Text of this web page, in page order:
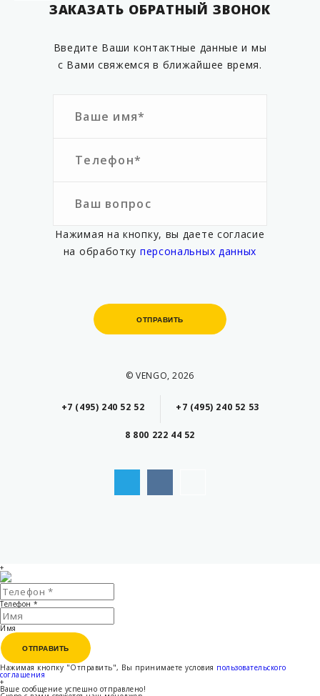
ЗАКАЗАТЬ ОБРАТНЫЙ ЗВОНОК
Введите Ваши контактные данные и мы
с Вами свяжемся в ближайшее время.
Нажимая на кнопку, вы даете согласие
на обработку персональных данных
ОТПРАВИТЬ
ОТПРАВИТЬ
© VENGO, 2026
+7 (495) 240 52 52 +7 (495) 240 52 53
8 800 222 44 52
+
Телефон *
Имя
ОТПРАВИТЬ
ОТПРАВИТЬ
Нажимая кнопку "Отправить", Вы принимаете условия пользовательского
соглашения
+
Ваше сообщение успешно отправлено!